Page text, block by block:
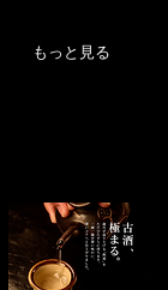
もっと見る